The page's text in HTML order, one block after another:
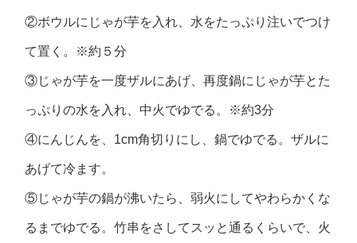
②ボウルにじゃが芋を入れ、水をたっぷり注いでつけ
て置く。※約５分
③じゃが芋を一度ザルにあげ、再度鍋にじゃが芋とた
っぷりの水を入れ、中火でゆでる。※約3分
④にんじんを、1cm角切りにし、鍋でゆでる。ザルに
あげて冷ます。
⑤じゃが芋の鍋が沸いたら、弱火にしてやわらかくな
るまでゆでる。竹串をさしてスッと通るくらいで、火